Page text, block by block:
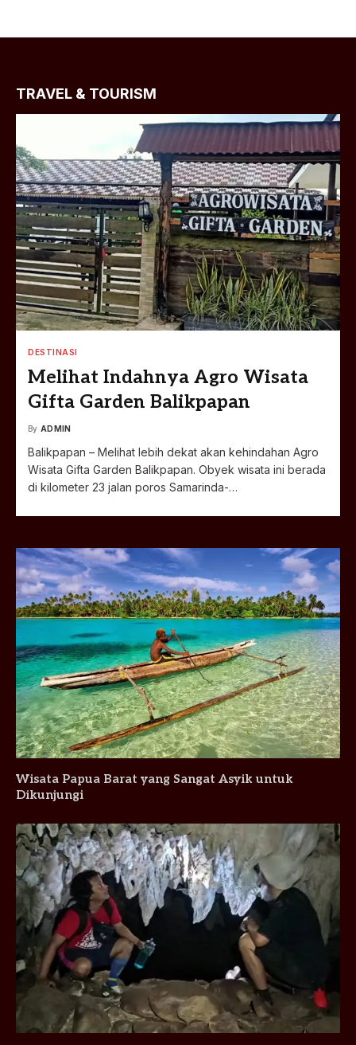
TRAVEL & TOURISM
DESTINASI
Melihat Indahnya Agro Wisata
Gifta Garden Balikpapan
By ADMIN
Balikpapan – Melihat lebih dekat akan kehindahan Agro
Wisata Gifta Garden Balikpapan. Obyek wisata ini berada
di kilometer 23 jalan poros Samarinda-…
Wisata Papua Barat yang Sangat Asyik untuk
Dikunjungi